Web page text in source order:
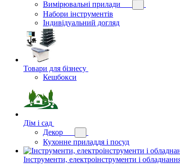
Вимірювальні прилади
Набори інструментів
Індивідуальний догляд
Товари для бізнесу
Кешбокси
Дім і сад
Декор
Кухонне приладдя і посуд
Інструменти, електроінструменти і